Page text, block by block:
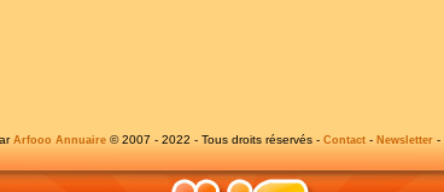
Arfooo Annuaire © 2007 - 2022 - Tous droits réservés - Contact - Newsletter -